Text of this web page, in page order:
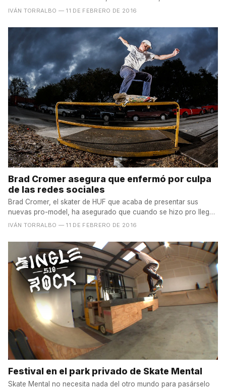
IVÁN TORRALBO — 11 DE FEBRERO DE 2016
Brad Cromer asegura que enfermó por culpa
de las redes sociales
Brad Cromer, el skater de HUF que acaba de presentar sus
nuevas pro-model, ha asegurado que cuando se hizo pro llegó
a...
IVÁN TORRALBO — 11 DE FEBRERO DE 2016
Festival en el park privado de Skate Mental
Skate Mental no necesita nada del otro mundo para pasárselo